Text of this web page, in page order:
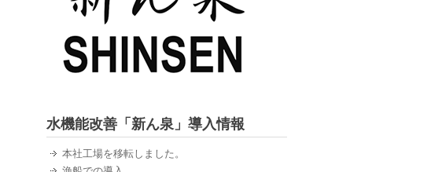
水機能改善「新ん泉」導入情報
本社工場を移転しました。